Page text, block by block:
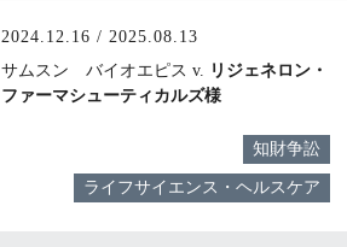
2024.12.16 / 2025.08.13
サムスン バイオエピス v. リジェネロン・
ファーマシューティカルズ様
知財争訟
ライフサイエンス・ヘルスケア